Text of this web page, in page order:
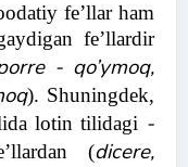
fe’llar ham
fe’llardir
- qo’ymoq,
). Shuningdek,
lotin tilidagi -
(dicere,